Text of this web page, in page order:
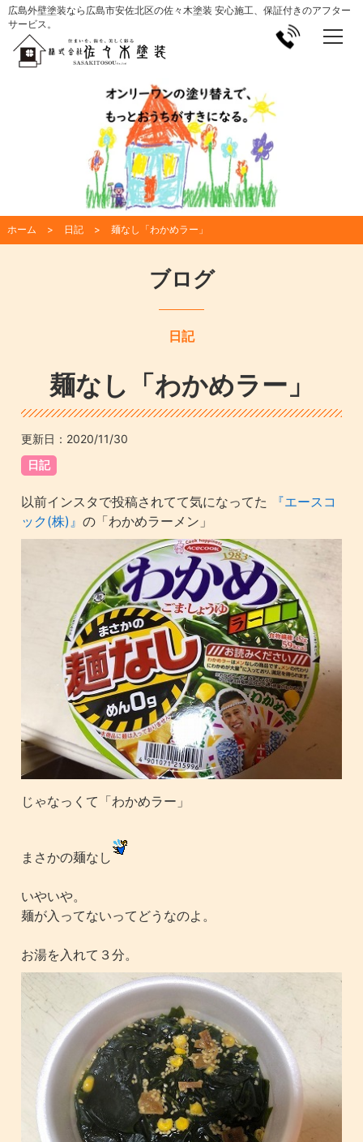
広島外壁塗装なら広島市安佐北区の佐々木塗装 安心施工、保証付きのアフター
サービス。
ホーム 日記 麺なし「わかめラー」
ブログ
日記
麺なし「わかめラー」
更新日： 2020/11/30
日記
以前インスタで投稿されてて気になってた
『エースコ
ック(株)』の「わかめラーメン」
じゃなっくて「わかめラー」
まさかの麺なし
いやいや。
麺が入ってないってどうなのよ。
お湯を入れて３分。